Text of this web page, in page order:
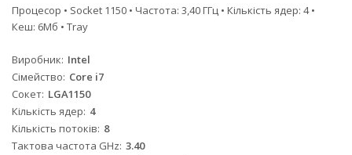
Процесор • Socket 1150 • Частота: 3,40 ГГц • Кількість ядер: 4 •
Кеш: 6Мб • Tray
Виробник Intel
Сімейство Core i7
Сокет LGA1150
Кількість ядер 4
Кількість потоків 8
Тактова частота GHz 3.40